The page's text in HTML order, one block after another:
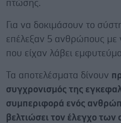
πτώσης.
Για να δοκιμάσουν το
επέλεξαν 5 ανθρώπους με
που είχαν λάβει
Τα αποτελέσματα δίνουν
συγχρονισμός της
συμπεριφορά ενός
βελτιώσει τον έλεγχο